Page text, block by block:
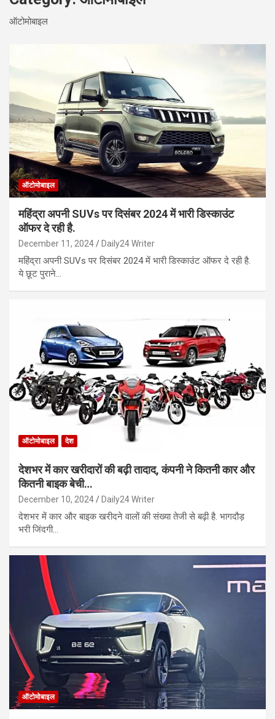
ऑटोमोबाइल
ऑटोमोबाइल
महिंद्रा अपनी SUVs पर दिसंबर 2024 में भारी डिस्काउंट
ऑफर दे रही है.
December 11, 2024 Daily24 Writer
महिंद्रा अपनी SUVs पर दिसंबर 2024 में भारी डिस्काउंट ऑफर दे रही है.
ये छूट पुराने…
ऑटोमोबाइल देश
देशभर में कार खरीदारों की बढ़ी तादाद, कंपनी ने कितनी कार और
कितनी बाइक बेची…
December 10, 2024 Daily24 Writer
देशभर में कार और बाइक खरीदने वालों की संख्या तेजी से बढ़ी है. भागदौड़
भरी जिंदगी…
ऑटोमोबाइल